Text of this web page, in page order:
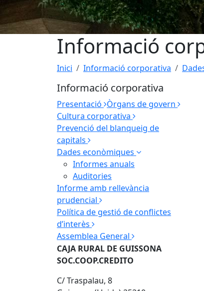
Informació
Inici Informació corporativa
Informació corporativa
Presentació Òrgans de govern
Cultura corporativa
Prevenció del blanqueig de
capitals
Dades econòmiques
Informes anuals
Auditories
Informe amb rellevància
prudencial
Política de gestió de conflictes
d’interès
Assemblea General
CAJA RURAL DE GUISSONA
SOC.COOP.CREDITO
C/ Traspalau, 8